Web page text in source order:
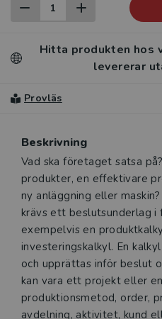
Hitta produkten hos
levererar
Provläs
Beskrivning
Beskrivning
Vad ska företaget satsa
produkter, en effektivare
ny anläggning eller
krävs ett beslutsunderlag i
exempelvis en
investeringskalkyl. En
och upprättas inför beslut
kan vara ett projekt eller
produktionsmetod, order,
avdelning, aktivitet, kund